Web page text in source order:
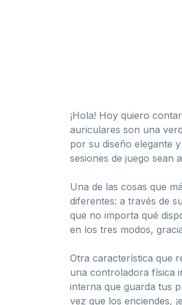
¡Hola! Hoy quiero
auriculares son una
por su diseño elegante
sesiones de juego sean
Una de las cosas que
diferentes: a través de
que no importa qué
en los tres modos,
Otra característica que
una controladora física
interna que guarda tus
vez que los enciendes,